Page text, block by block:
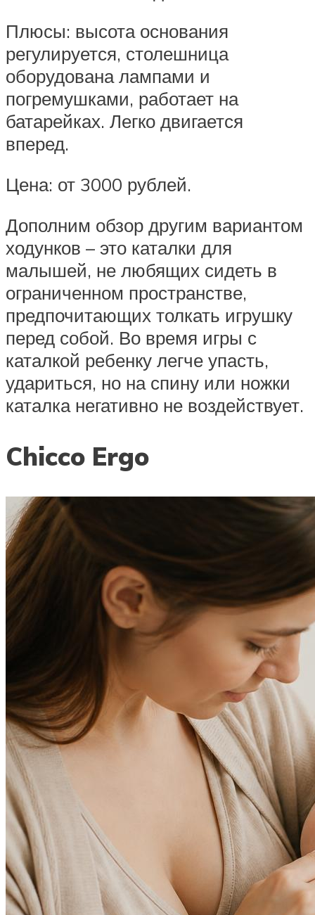
Плюсы: высота основания
регулируется, столешница
оборудована лампами и
погремушками, работает на
батарейках. Легко двигается
вперед.
Цена: от 3000 рублей.
Дополним обзор другим вариантом
ходунков – это каталки для
малышей, не любящих сидеть в
ограниченном пространстве,
предпочитающих толкать игрушку
перед собой. Во время игры с
каталкой ребенку легче упасть,
удариться, но на спину или ножки
каталка негативно не воздействует.
Chicco Ergo